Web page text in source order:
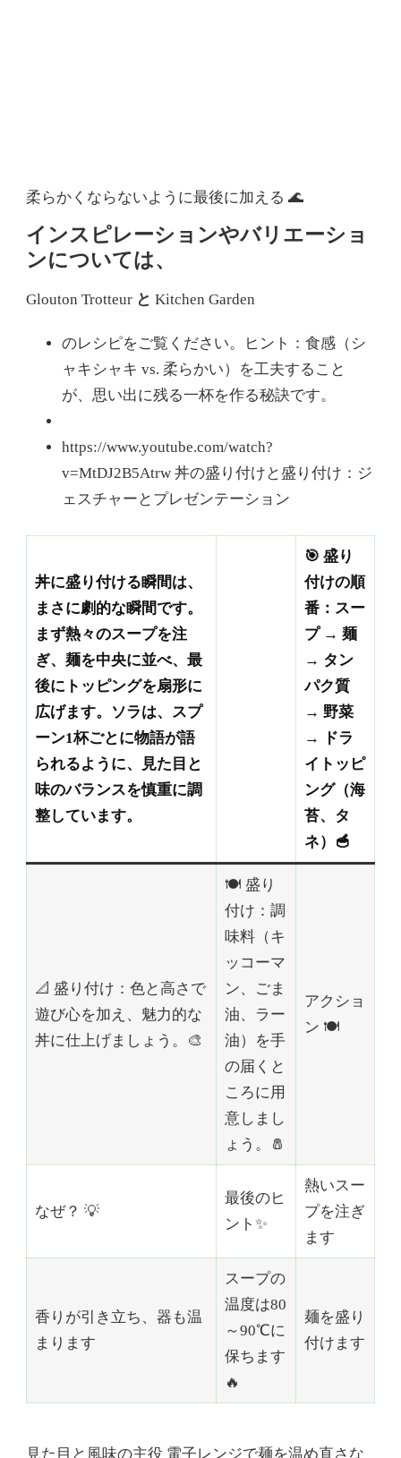
柔らかくならないように最後に加える 🌊
インスピレーションやバリエーショ
ンについては、
Glouton Trotteur と Kitchen Garden
のレシピをご覧ください。ヒント：食感（シ
ャキシャキ vs. 柔らかい）を工夫すること
が、思い出に残る一杯を作る秘訣です。
https://www.youtube.com/watch?
v=MtDJ2B5Atrw 丼の盛り付けと盛り付け：ジ
ェスチャーとプレゼンテーション
丼に盛り付ける瞬間は、
まさに劇的な瞬間です。
まず熱々のスープを注
ぎ、麺を中央に並べ、最
後にトッピングを扇形に
広げます。ソラは、スプ
ーン1杯ごとに物語が語
られるように、見た目と
味のバランスを慎重に調
整しています。
🎯 盛り
付けの順
番：スー
プ → 麺
→ タン
パク質
→ 野菜
→ ドラ
イトッピ
ング（海
苔、タ
ネ）🥣
📐 盛り付け：色と高さで
遊び心を加え、魅力的な
丼に仕上げましょう。🎨
🍽️ 盛り
付け：調
味料（キ
ッコーマ
ン、ごま
油、ラー
油）を手
の届くと
ころに用
意しまし
ょう。🧂
アクショ
ン 🍽️
なぜ？ 💡
最後のヒ
ント✨
熱いスー
プを注ぎ
ます
香りが引き立ち、器も温
まります
スープの
温度は80
～90℃に
保ちます
🔥
麺を盛り
付けます
見た目と風味の主役 電子レンジで麺を温め直さな